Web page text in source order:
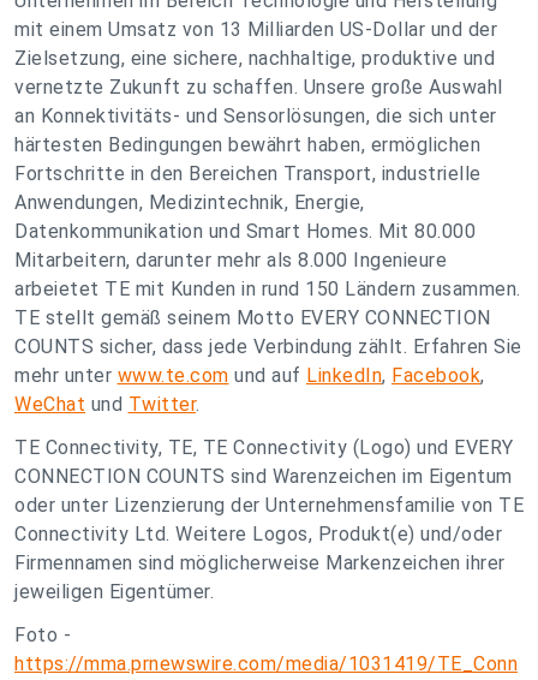
mit einem Umsatz von 13 Milliarden US-Dollar und der
Zielsetzung, eine sichere, nachhaltige, produktive und
vernetzte Zukunft zu schaffen. Unsere große Auswahl
an Konnektivitäts- und Sensorlösungen, die sich unter
härtesten Bedingungen bewährt haben, ermöglichen
Fortschritte in den Bereichen Transport, industrielle
Anwendungen, Medizintechnik, Energie,
Datenkommunikation und Smart Homes. Mit 80.000
Mitarbeitern, darunter mehr als 8.000 Ingenieure
arbeietet TE mit Kunden in rund 150 Ländern zusammen.
TE stellt gemäß seinem Motto EVERY CONNECTION
COUNTS sicher, dass jede Verbindung zählt. Erfahren Sie
mehr unter www.te.com und auf LinkedIn, Facebook,
WeChat und Twitter.
TE Connectivity, TE, TE Connectivity (Logo) und EVERY
CONNECTION COUNTS sind Warenzeichen im Eigentum
oder unter Lizenzierung der Unternehmensfamilie von TE
Connectivity Ltd. Weitere Logos, Produkt(e) und/oder
Firmennamen sind möglicherweise Markenzeichen ihrer
jeweiligen Eigentümer.
Foto -
https://mma.prnewswire.com/media/1031419/TE_Conn